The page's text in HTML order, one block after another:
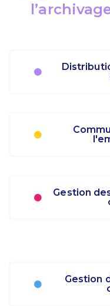
Gestion
Gestion